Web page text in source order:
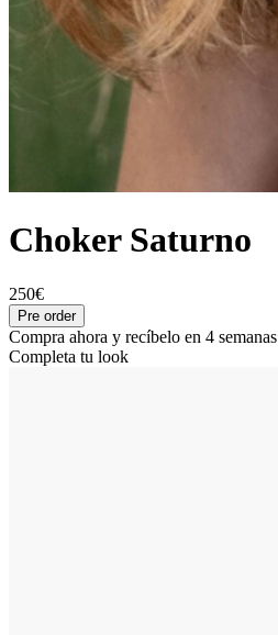
Choker Saturno
250€
Pre order
Compra ahora y recíbelo en 4 semanas
Completa tu look